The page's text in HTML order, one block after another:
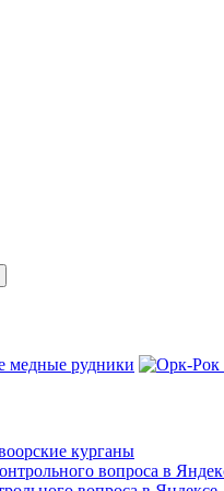
курганы
вопроса в